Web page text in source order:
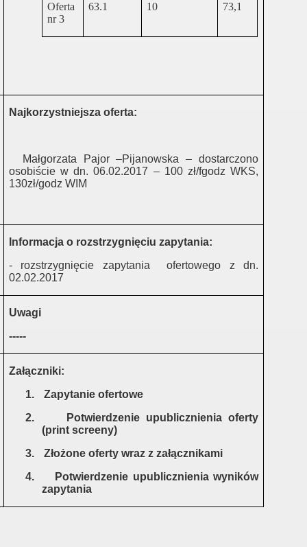
Oferta
nr 3
63.1 10 73,1
Najkorzystniejsza oferta:
Małgorzata Pajor –Pijanowska – dostarczono
osobiście w dn. 06.02.2017 – 100 zł/fgodz WKS,
130zł/godz WIM
Informacja o rozstrzygnięciu zapytania:
- rozstrzygnięcie zapytania
ofertowego z dn.
02.02.2017
Uwagi
-----
Załączniki:
1.
Zapytanie ofertowe
2.
Potwierdzenie upublicznienia oferty
(print screeny)
3.
Złożone oferty wraz z załącznikami
4.
Potwierdzenie upublicznienia wyników
zapytania